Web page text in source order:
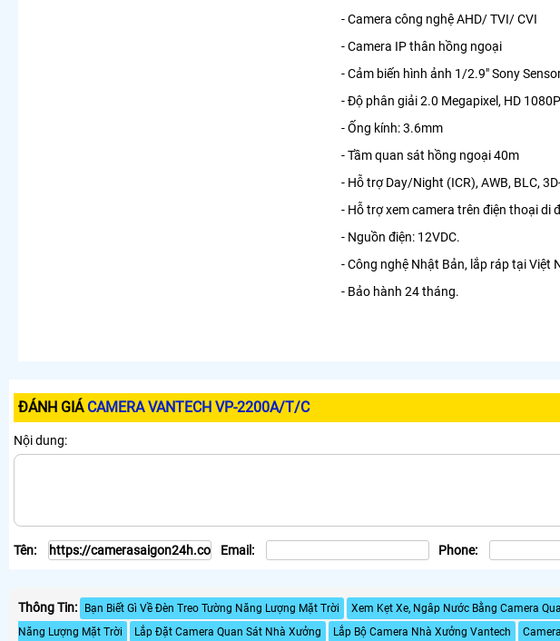
- Camera công nghệ AHD/ TVI/ CVI
- Camera IP thân hồng ngoại
- Cảm biến hình ảnh 1/2.9" Sony
- Độ phân giải 2.0 Megapixel, HD 1080P
- Ống kính: 3.6mm
- Tầm quan sát hồng ngoại 40m
- Hỗ trợ Day/Night (ICR), AWB, BLC,
- Hỗ trợ xem camera trên điện thoại di
- Nguồn điện: 12VDC.
- Công nghệ Nhật Bản, lắp ráp tại Việt
- Bảo hành 24 tháng.
ĐÁNH GIÁ CAMERA VANTECH VP-2200A/T/C
Nội dung:
Tên: Email: Phone:
Thông Tin: Bạn Biết Gì Về Đèn Treo Tường Năng Lượng Mặt Trời Xem Kẹt Xe, Ngâp Nước Bằng Camera
Năng Lượng Mặt Trời
Lắp Đặt Camera Quan Sát Nhà Xưởng Lắp Bộ Camera Nhà Xưởng Vantech